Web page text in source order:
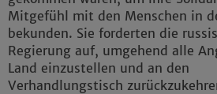
Mitgefühl mit den Menschen in
bekunden. Sie forderten die
Regierung auf, umgehend alle
Land einzustellen und an den
Verhandlungstisch